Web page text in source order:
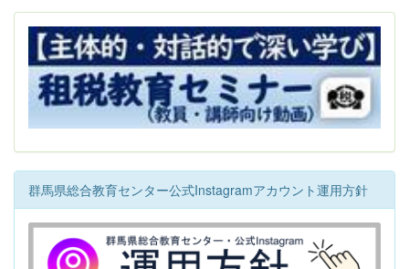
群馬県総合教育センター公式Instagramアカウント運用方針